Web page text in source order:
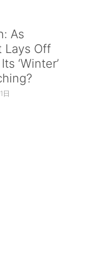
As
Lays Off
‘Winter’
日